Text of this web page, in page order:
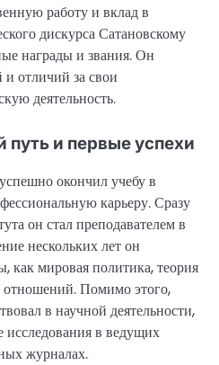
работу и вклад в
дискурса Сатановскому
награды и звания. Он
и отличий за свои
деятельность.
и первые успехи
окончил учебу в
карьеру. Сразу
он стал преподавателем в
нескольких лет он
как мировая политика, теория
Помимо этого,
в научной деятельности,
исследования в ведущих
журналах.